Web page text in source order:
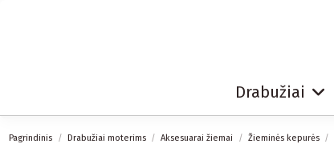
Drabužiai
Pagrindinis Drabužiai moterims Aksesuarai žiemai Žieminės kepurės